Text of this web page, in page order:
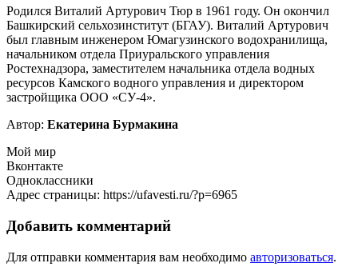
Родился Виталий Артурович Тюр в 1961 году. Он окончил
Башкирский сельхозинститут (БГАУ). Виталий Артурович
был главным инженером Юмагузинского водохранилища,
начальником отдела Приуральского управления
Ростехнадзора, заместителем начальника отдела водных
ресурсов Камского водного управления и директором
застройщика ООО «СУ-4».
Автор: Екатерина Бурмакина
Мой мир
Вконтакте
Одноклассники
Адрес страницы: https://ufavesti.ru/?p=6965
Добавить комментарий
Для отправки комментария вам необходимо авторизоваться.